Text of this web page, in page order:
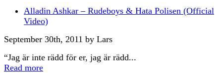
Alladin Ashkar – Rudeboys & Hata Polisen (Official
Video)
September 30th, 2011 by Lars
“Jag är inte rädd för er, jag är rädd...
Read more